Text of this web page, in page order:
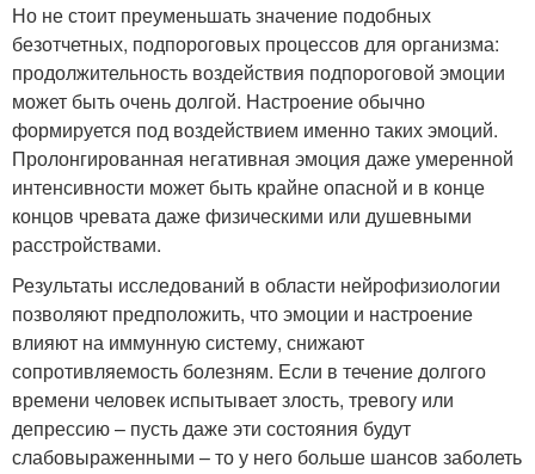
Но не стоит преуменьшать значение подобных
безотчетных, подпороговых процессов для организма:
продолжительность воздействия подпороговой эмоции
может быть очень долгой. Настроение обычно
формируется под воздействием именно таких эмоций.
Пролонгированная негативная эмоция даже умеренной
интенсивности может быть крайне опасной и в конце
концов чревата даже физическими или душевными
расстройствами.
Результаты исследований в области нейрофизиологии
позволяют предположить, что эмоции и настроение
влияют на иммунную систему, снижают
сопротивляемость болезням. Если в течение долгого
времени человек испытывает злость, тревогу или
депрессию – пусть даже эти состояния будут
слабовыраженными – то у него больше шансов заболеть